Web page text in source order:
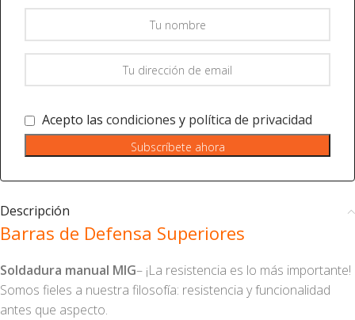
Acepto las condiciones y política de privacidad
Subscríbete ahora
Descripción
Barras de Defensa Superiores
Soldadura manual MIG– ¡La resistencia es lo más importante!
Somos fieles a nuestra filosofía: resistencia y funcionalidad
antes que aspecto.